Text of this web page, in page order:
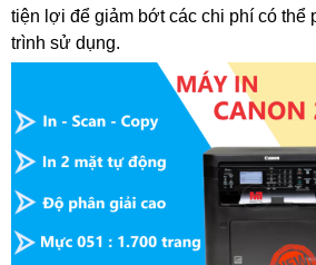
tiện lợi để giảm bớt các chi phí có thể
trình sử dụng.